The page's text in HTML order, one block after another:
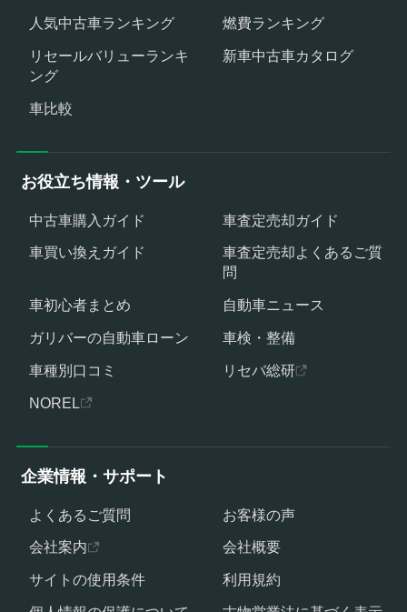
人気中古車ランキング
燃費ランキング
リセールバリューランキ
ング
新車中古車カタログ
車比較
お役立ち情報・ツール
中古車購入ガイド
車査定売却ガイド
車買い換えガイド
車査定売却よくあるご質
問
車初心者まとめ
自動車ニュース
ガリバーの自動車ローン
車検・整備
車種別口コミ
リセバ総研
NOREL
企業情報・サポート
よくあるご質問
お客様の声
会社案内
会社概要
サイトの使用条件
利用規約